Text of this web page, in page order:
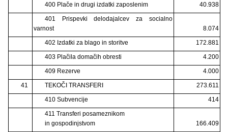
400 Plače in drugi izdatki zaposlenim
40.938
401 Prispevki delodajalcev za socialno
varnost
8.074
402 Izdatki za blago in storitve
172.881
403 Plačila domačih obresti
4.200
409 Rezerve
4.000
41
TEKOČI TRANSFERI
273.611
410 Subvencije
414
411 Transferi posameznikom
in gospodinjstvom
166.409